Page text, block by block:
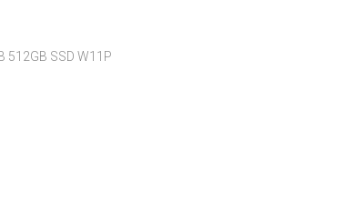
512GB SSD W11P